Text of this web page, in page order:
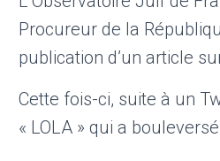
Procureur de la
publication d’un article
Cette fois-ci, suite à un
« LOLA » qui a